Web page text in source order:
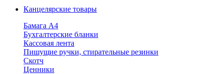
Канцелярские товары
Бамага А4
Бухгалтерские бланки
Кассовая лента
Пишущие ручки, стирательные резинки
Скотч
Ценники